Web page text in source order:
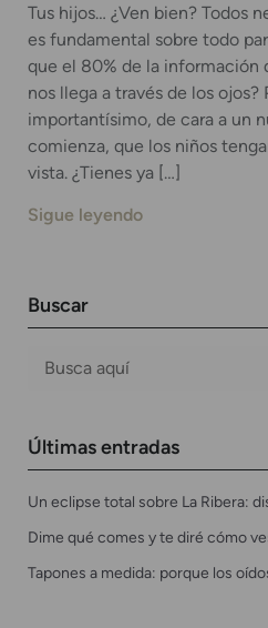
Tus hijos… ¿Ven bien? Todos
es fundamental sobre todo
que el 80% de la información
nos llega a través de los ojos?
importantísimo, de cara a un
comienza, que los niños
vista. ¿Tienes ya […]
Sigue leyendo
Buscar
Últimas entradas
Un eclipse total sobre La Ribera:
Dime qué comes y te diré cómo
Tapones a medida: porque los